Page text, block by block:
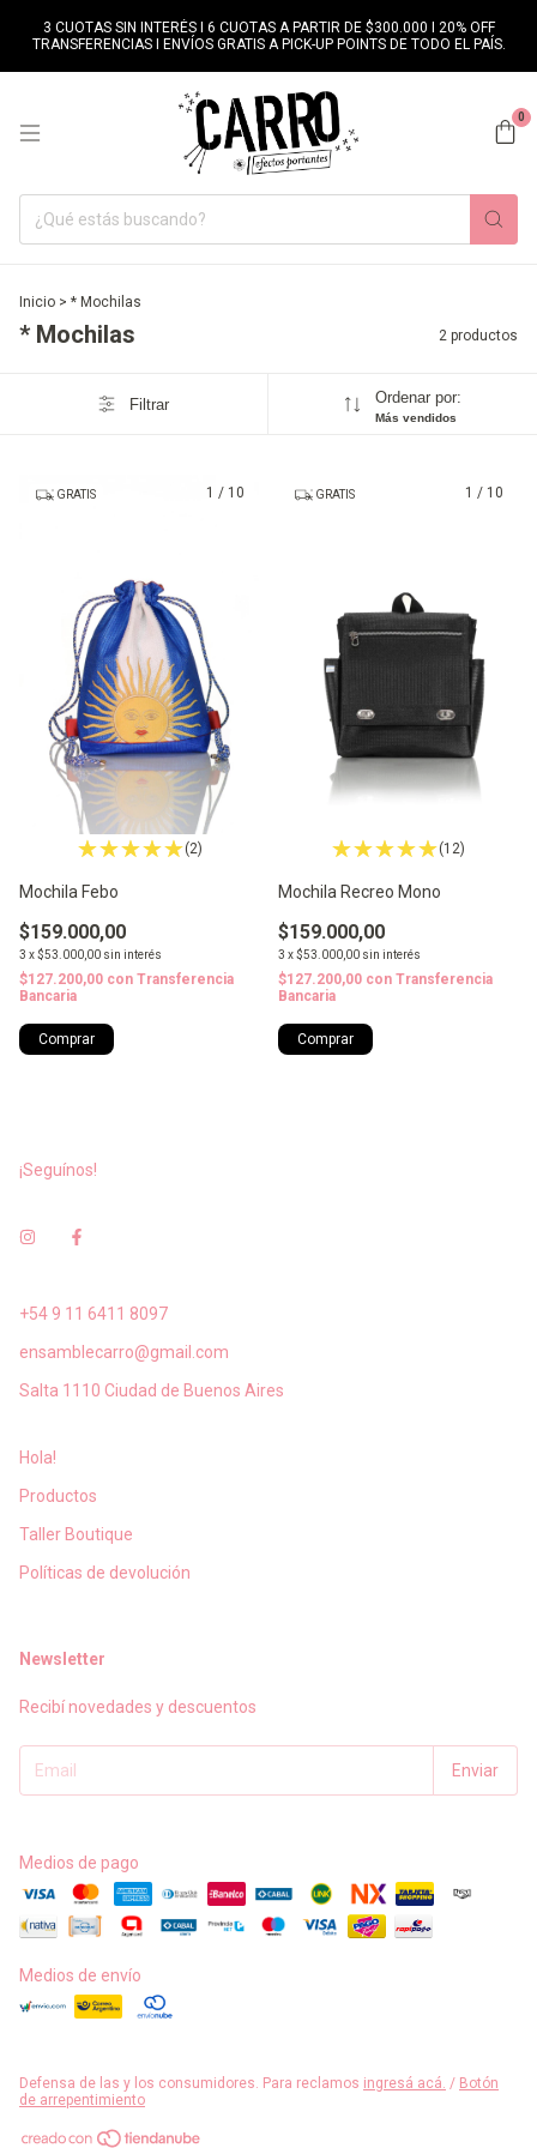
3 CUOTAS SIN INTERÉS I 6 CUOTAS A PARTIR DE $300.000 I 20% OFF
TRANSFERENCIAS I ENVÍOS GRATIS A PICK-UP POINTS DE TODO EL PAÍS.
0
Inicio > * Mochilas
* Mochilas 2 productos
Filtrar Ordenar por:
Más vendidos
1 / 10
GRATIS
(2)
Mochila Febo
$159.000,00
3 x$53.000,00 sin interés
$127.200,00 con Transferencia
Bancaria
1 / 10
GRATIS
(12)
Mochila Recreo Mono
$159.000,00
3 x$53.000,00 sin interés
$127.200,00 con Transferencia
Bancaria
Comprar
¡Seguínos!
+54 9 11 6411 8097
ensamblecarro@gmail.com
Salta 1110 Ciudad de Buenos Aires
Hola!
Productos
Taller Boutique
Políticas de devolución
Newsletter
Recibí novedades y descuentos
Medios de pago
Medios de envío
Defensa de las y los consumidores. Para reclamos ingresá acá. / Botón
de arrepentimiento